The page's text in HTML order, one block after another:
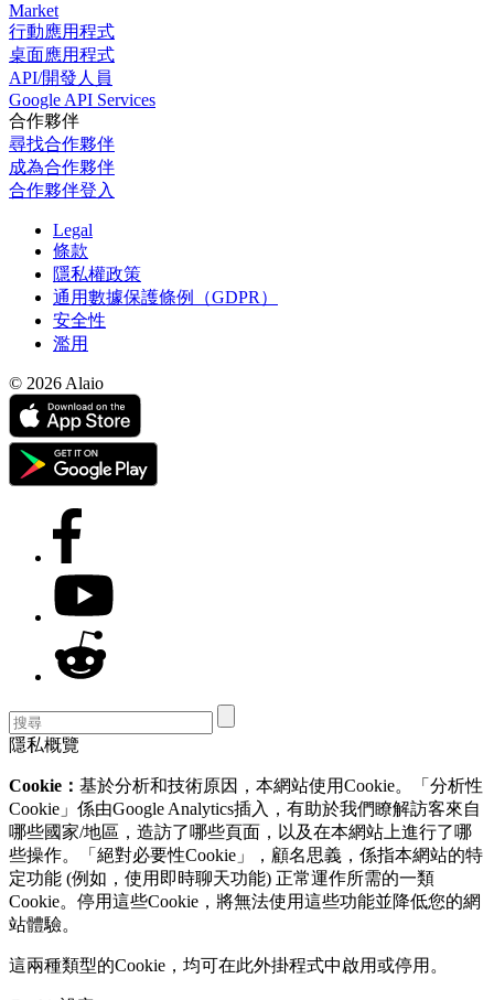
Market
行動應用程式
桌面應用程式
API/開發人員
Google API Services
合作夥伴
尋找合作夥伴
成為合作夥伴
合作夥伴登入
Legal
條款
隱私權政策
通用數據保護條例（GDPR）
安全性
濫用
© 2026 Alaio
隱私概覽
Cookie： 基於分析和技術原因，本網站使用Cookie。「分析性
Cookie」係由Google Analytics插入，有助於我們瞭解訪客來自
哪些國家/地區，造訪了哪些頁面，以及在本網站上進行了哪
些操作。「絕對必要性Cookie」，顧名思義，係指本網站的特
定功能 (例如，使用即時聊天功能) 正常運作所需的一類
Cookie。停用這些Cookie，將無法使用這些功能並降低您的網
站體驗。
這兩種類型的Cookie，均可在此外掛程式中啟用或停用。